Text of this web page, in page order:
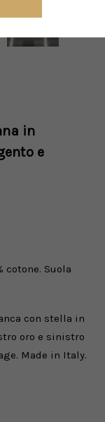
in
e
cotone. Suola
con stella in
oro e sinistro
Made in Italy.